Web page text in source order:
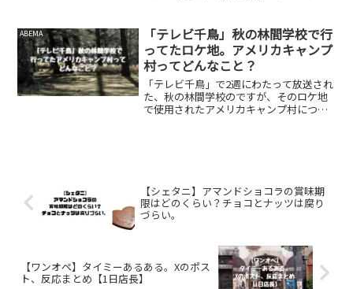
自覚と責任に欠けた行動であり、弊社と
いたしましては大変遺憾に思...
ABEMA
「テレビ千鳥」秋の林間学校で行
ってたロケ地。アメリカキャンプ
村ってどんなこと？
「テレビ千鳥」で2週にわたって放送され
た、秋の林間学校のですが、そのロケ地
で使用されたアメリカキャンプ村につい
【シェタニ】アマンドショコラの賞味期
限はどのくらい？チョコとナッツは腐り
づらい。
【ワンオペ】タイミーあるある。Xのポス
ト、反応まとめ【1日店長】